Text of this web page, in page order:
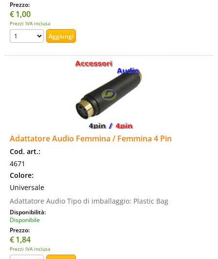
Prezzo:
€1,00
Prezzi IVA inclusa
Adattatore Audio Femmina / Femmina 4 Pin
Cod. art.:
4671
Colore:
Universale
Adattatore Audio Tipo di imballaggio: Plastic Bag
Disponibilità:
Disponibile
Prezzo:
€1,84
Prezzi IVA inclusa